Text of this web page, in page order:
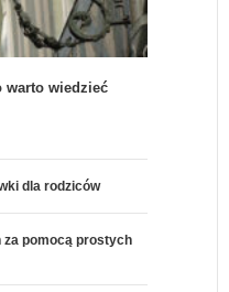
warto wiedzieć
dla rodziców
pomocą prostych